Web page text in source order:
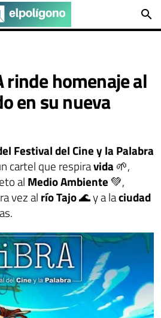
search
rinde homenaje al
en su nueva
Festival del Cine y la Palabra
cartel que respiravida 🌱,
al Medio Ambiente 💚,
vez al río Tajo🌊 y a laciudad